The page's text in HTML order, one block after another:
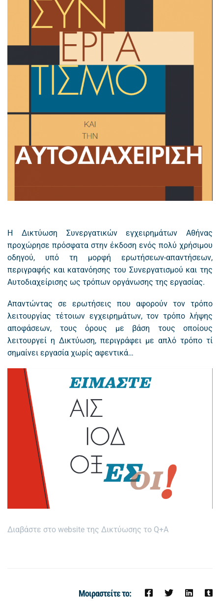
Η Δικτύωση Συνεργατικών εγχειρημάτων Αθήνας
προχώρησε πρόσφατα στην έκδοση ενός πολύ χρήσιμου
οδηγού, υπό τη μορφή ερωτήσεων-απαντήσεων,
περιγραφής και κατανόησης του Συνεργατισμού και της
Αυτοδιαχείρισης ως τρόπων οργάνωσης της εργασίας.
Απαντώντας σε ερωτήσεις που αφορούν τον τρόπο
λειτουργίας τέτοιων εγχειρημάτων, τον τρόπο λήψης
αποφάσεων, τους όρους με βάση τους οποίους
λειτουργεί η Δικτύωση, περιγράφει με απλό τρόπο τί
σημαίνει εργασία χωρίς αφεντικά…
Διαβάστε στο website της Δικτύωσης τo Q+A
Μοιραστείτε το: